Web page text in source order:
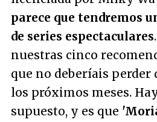
parece que tendremos
de series espectaculares
nuestras cinco
que no deberíais perder
los próximos meses.
supuesto, y es que